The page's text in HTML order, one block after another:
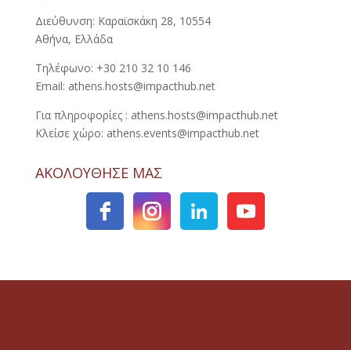
Διεύθυνση: Καραϊσκάκη 28, 10554
Αθήνα, Ελλάδα
Τηλέφωνο: +30 210 32 10 146
Email: athens.hosts@impacthub.net
Για πληροφορίες : athens.hosts@impacthub.net
Κλείσε χώρο: athens.events@impacthub.net
ΑΚΟΛΟΥΘΗΣΕ ΜΑΣ